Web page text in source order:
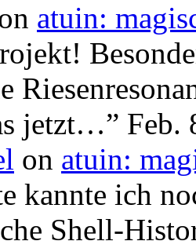
atuin:
jetzt…” Feb.
on atuin:
kannte ich
Shell-